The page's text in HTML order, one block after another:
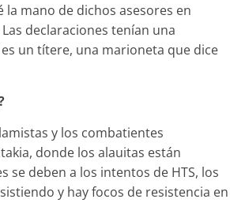
mano de dichos asesores en
declaraciones tenían una
un títere, una marioneta que dice
y los combatientes
donde los alauitas están
deben a los intentos de HTS, los
y hay focos de resistencia en